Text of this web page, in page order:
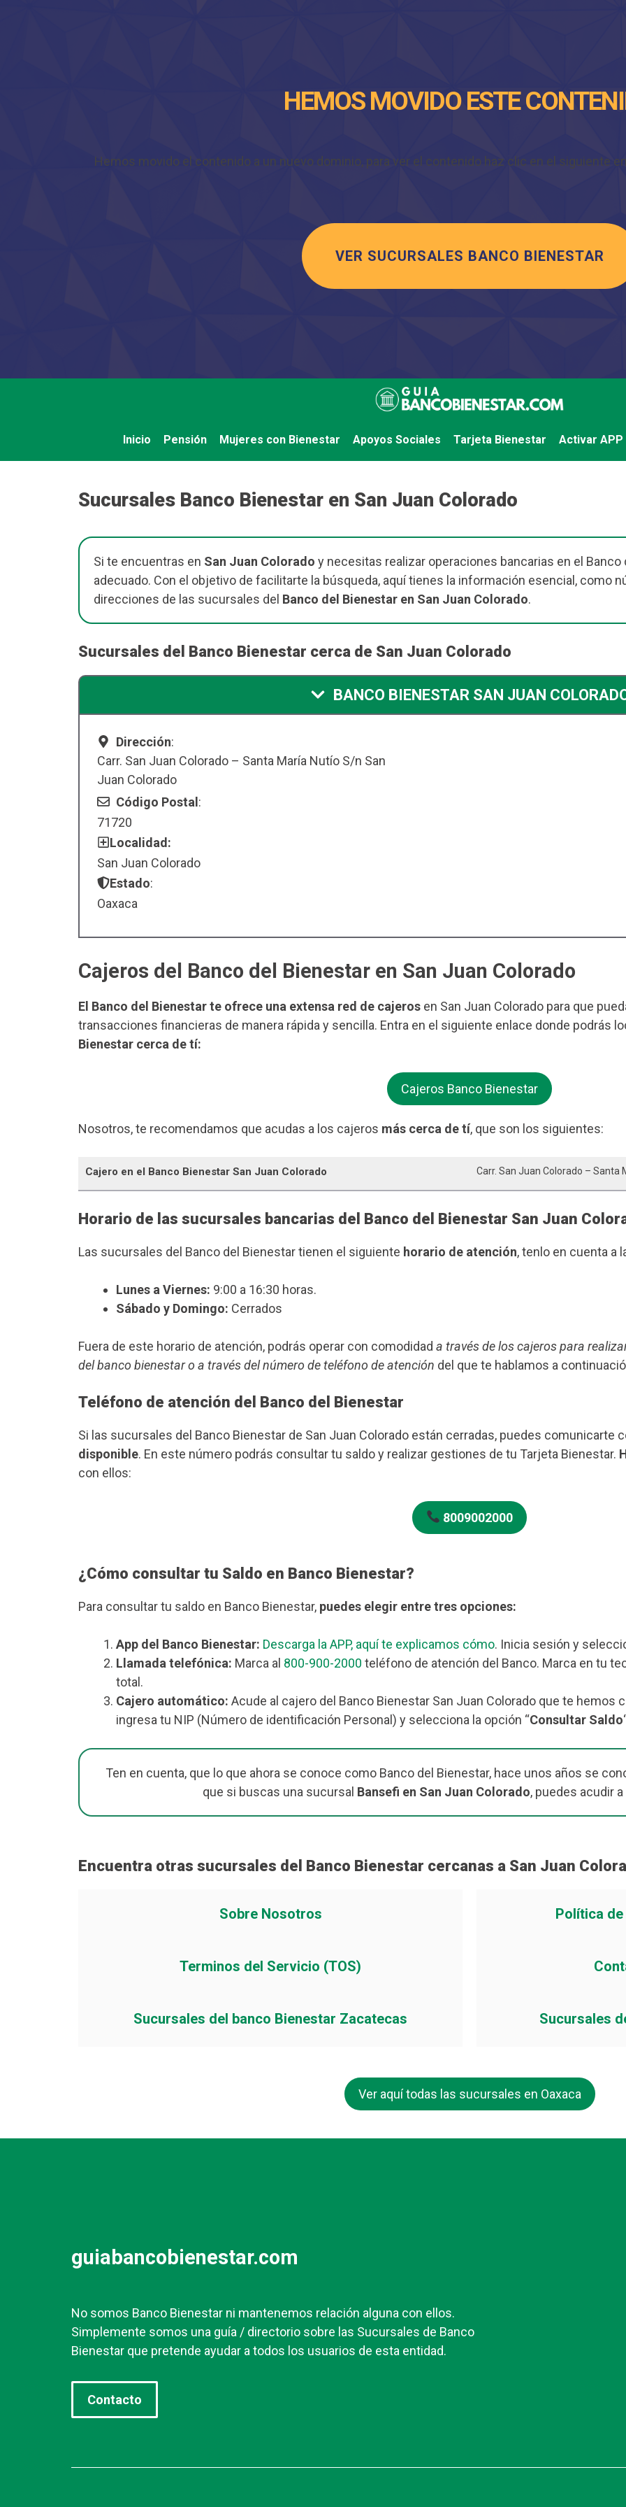
HEMOS MOVIDO ESTE
Hemos movido el contenido a un nuevo dominio, para ver el contenido haz clic en el siguiente
VER SUCURSALES BANCO BIENESTAR
Inicio Pensión Mujeres con Bienestar Apoyos Sociales Tarjeta Bienestar Activar APP
Sucursales Banco Bienestar en San Juan Colorado
Si te encuentras en San Juan Colorado y necesitas realizar operaciones bancarias en el Banco
adecuado. Con el objetivo de facilitarte la búsqueda, aquí tienes la información esencial, como
direcciones de las sucursales del Banco del Bienestar en San Juan Colorado.
Sucursales del Banco Bienestar cerca de San Juan Colorado
BANCO BIENESTAR SAN JUAN
Dirección:
Carr. San Juan Colorado – Santa María Nutío S/n San
Juan Colorado
Código Postal:
71720
Localidad:
San Juan Colorado
Estado:
Oaxaca
Cajeros del Banco del Bienestar en San Juan Colorado
El Banco del Bienestar te ofrece una extensa red de cajeros en San Juan Colorado para que
transacciones financieras de manera rápida y sencilla. Entra en el siguiente enlace donde podrás
Bienestar cerca de tí:
Cajeros Banco Bienestar
Nosotros, te recomendamos que acudas a los cajeros más cerca de tí, que son los siguientes:
Cajero en el Banco Bienestar San Juan Colorado Carr. San Juan Colorado – Santa
Horario de las sucursales bancarias del Banco del Bienestar San Juan
Las sucursales del Banco del Bienestar tienen el siguiente horario de atención, tenlo en cuenta a
Lunes a Viernes: 9:00 a 16:30 horas.
Sábado y Domingo: Cerrados
Fuera de este horario de atención, podrás operar con comodidad a través de los cajeros para
del banco bienestar o a través del número de teléfono de atención del que te hablamos a
Teléfono de atención del Banco del Bienestar
Si las sucursales del Banco Bienestar de San Juan Colorado están cerradas, puedes comunicarte
disponible. En este número podrás consultar tu saldo y realizar gestiones de tu Tarjeta Bienestar.
con ellos:
8009002000
¿Cómo consultar tu Saldo en Banco Bienestar?
Para consultar tu saldo en Banco Bienestar, puedes elegir entre tres opciones:
App del Banco Bienestar: Descarga la APP, aquí te explicamos cómo. Inicia sesión y
Llamada telefónica: Marca al 800-900-2000 teléfono de atención del Banco. Marca en tu
total.
Cajero automático: Acude al cajero del Banco Bienestar San Juan Colorado que te hemos
ingresa tu NIP (Número de identificación Personal) y selecciona la opción “Consultar Saldo
Ten en cuenta, que lo que ahora se conoce como Banco del Bienestar, hace unos años se
que si buscas una sucursal Bansefi en San Juan Colorado, puedes acudir
Encuentra otras sucursales del Banco Bienestar cercanas a San Juan
Sobre Nosotros Política
Terminos del Servicio (TOS)
Sucursales del banco Bienestar Zacatecas Sucursales
Ver aquí todas las sucursales en Oaxaca
guiabancobienestar.com
No somos Banco Bienestar ni mantenemos relación alguna con ellos.
Simplemente somos una guía / directorio sobre las Sucursales de Banco
Bienestar que pretende ayudar a todos los usuarios de esta entidad.
Contacto